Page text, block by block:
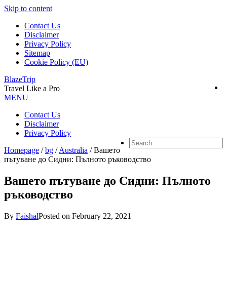
Skip to content
Contact Us
Disclaimer
Privacy Policy
Sitemap
Cookie Policy (EU)
BlazeTrip
Travel Like a Pro
MENU
Contact Us
Disclaimer
Privacy Policy
Homepage / bg / Australia / Вашето
пътуване до Сидни: Пълното ръководство
Вашето пътуване до Сидни: Пълното
ръководство
By FaishalPosted on February 22, 2021